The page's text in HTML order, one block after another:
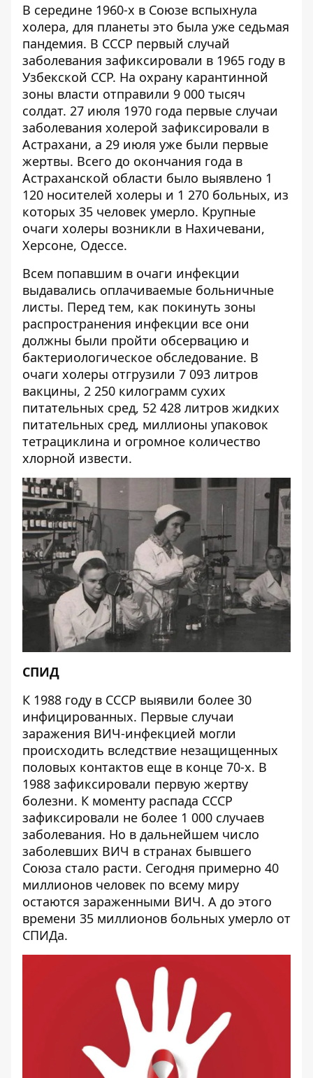
В середине 1960-х в Союзе вспыхнула
холера, для планеты это была уже седьмая
пандемия. В СССР первый случай
заболевания зафиксировали в 1965 году в
Узбекской ССР. На охрану карантинной
зоны власти отправили 9 000 тысяч
солдат. 27 июля 1970 года первые случаи
заболевания холерой зафиксировали в
Астрахани, а 29 июля уже были первые
жертвы. Всего до окончания года в
Астраханской области было выявлено 1
120 носителей холеры и 1 270 больных, из
которых 35 человек умерло. Крупные
очаги холеры возникли в Нахичевани,
Херсоне, Одессе.
Всем попавшим в очаги инфекции
выдавались оплачиваемые больничные
листы. Перед тем, как покинуть зоны
распространения инфекции все они
должны были пройти обсервацию и
бактериологическое обследование. В
очаги холеры отгрузили 7 093 литров
вакцины, 2 250 килограмм сухих
питательных сред, 52 428 литров жидких
питательных сред, миллионы упаковок
тетрациклина и огромное количество
хлорной извести.
СПИД
К 1988 году в СССР выявили более 30
инфицированных. Первые случаи
заражения ВИЧ-инфекцией могли
происходить вследствие незащищенных
половых контактов еще в конце 70-х. В
1988 зафиксировали первую жертву
болезни. К моменту распада СССР
зафиксировали не более 1 000 случаев
заболевания. Но в дальнейшем число
заболевших ВИЧ в странах бывшего
Союза стало расти. Сегодня примерно 40
миллионов человек по всему миру
остаются зараженными ВИЧ. А до этого
времени 35 миллионов больных умерло от
СПИДа.